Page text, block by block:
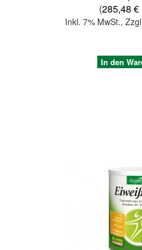
(285,48 €
Inkl. 7% MwSt.,
In den